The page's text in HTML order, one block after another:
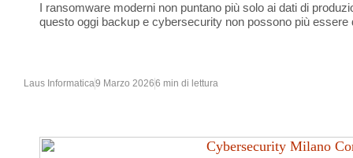
I ransomware moderni non puntano più solo ai dati di
questo oggi backup e cybersecurity non possono più essere
Laus Informatica9 Marzo 20266 min di lettura